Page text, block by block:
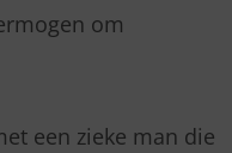
om
een zieke man die